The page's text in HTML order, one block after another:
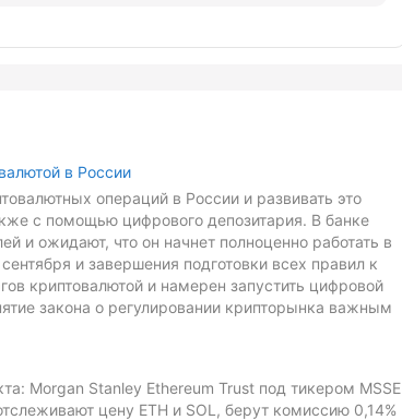
в России
операций в России и развивать это
с помощью цифрового депозитария. В банке
и ожидают, что он начнет полноценно работать в
и завершения подготовки всех правил к
криптовалютой и намерен запустить цифровой
закона о регулировании крипторынка важным
Morgan Stanley Ethereum Trust под тикером MSSE
цену ETH и SOL, берут комиссию 0,14%